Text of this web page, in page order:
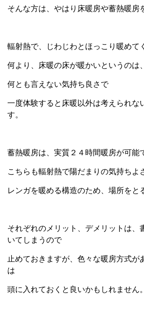
そんな方は、やはり床暖房や蓄熱暖房
輻射熱で、じわじわとほっこり暖めて
何より、床暖の床が暖かいというのは、
何とも言えない気持ち良さで
一度体験すると床暖以外は考えられな
す。
蓄熱暖房は、実質２４時間暖房が可能
こちらも輻射熱で陽だまりの気持ちよ
レンガを暖める構造のため、場所をと
それぞれのメリット、デメリットは、
いてしまうので
止めておきますが、色々な暖房方式が
は
頭に入れておくと良いかもしれません。